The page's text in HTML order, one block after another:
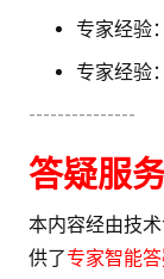
专家经验
专家经验
---------------
答疑服
本内容经由技
供了专家智能